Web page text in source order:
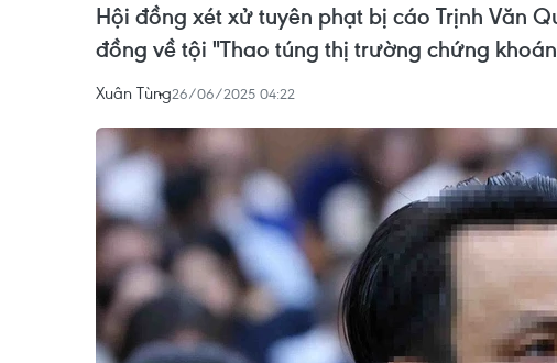
Hội đồng xét xử tuyên phạt bị cáo Trịnh Văn
đồng về tội "Thao túng thị trường chứng
Xuân Tùng26/06/2025 04:22